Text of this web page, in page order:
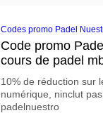
Codes promo Padel
Code promo
cours de padel
10% de réduction sur
numérique, ninclut
padelnuestro